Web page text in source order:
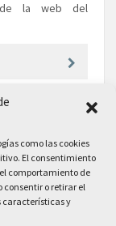
como las cookies
El consentimiento
comportamiento de
consentir o retirar el
características y
de la web del